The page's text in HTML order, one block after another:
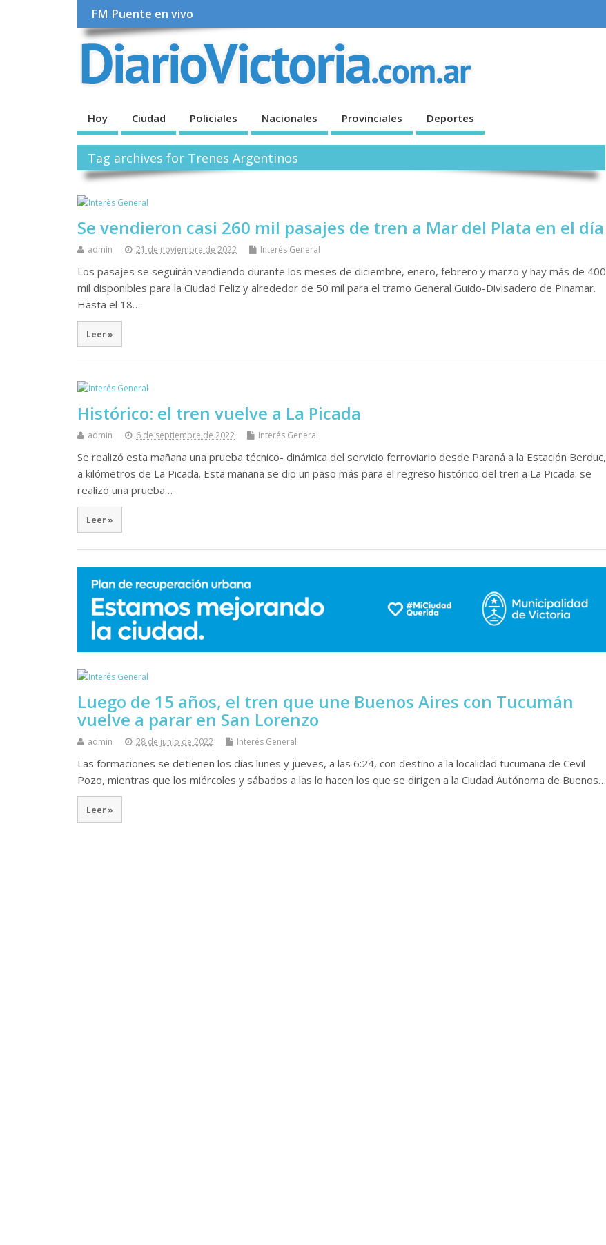
FM Puente en vivo
Hoy Ciudad Policiales Nacionales Provinciales Deportes
Tag archives for Trenes Argentinos
Se vendieron casi 260 mil pasajes de tren a Mar del Plata en el día
admin 21 de noviembre de 2022 Interés General
Los pasajes se seguirán vendiendo durante los meses de diciembre, enero, febrero y marzo y hay más de 400
mil disponibles para la Ciudad Feliz y alrededor de 50 mil para el tramo General Guido-Divisadero de Pinamar.
Hasta el 18…
Leer »
Histórico: el tren vuelve a La Picada
admin 6 de septiembre de 2022 Interés General
Se realizó esta mañana una prueba técnico- dinámica del servicio ferroviario desde Paraná a la Estación Berduc,
a kilómetros de La Picada. Esta mañana se dio un paso más para el regreso histórico del tren a La Picada: se
realizó una prueba…
Leer »
Luego de 15 años, el tren que une Buenos Aires con Tucumán
vuelve a parar en San Lorenzo
admin 28 de junio de 2022 Interés General
Las formaciones se detienen los días lunes y jueves, a las 6:24, con destino a la localidad tucumana de Cevil
Pozo, mientras que los miércoles y sábados a las lo hacen los que se dirigen a la Ciudad Autónoma de Buenos…
Leer »